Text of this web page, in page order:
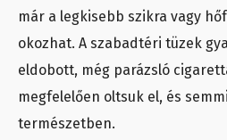
már a legkisebb szikra vagy
okozhat. A szabadtéri tüzek
eldobott, még parázsló
megfelelően oltsuk el, és
természetben.